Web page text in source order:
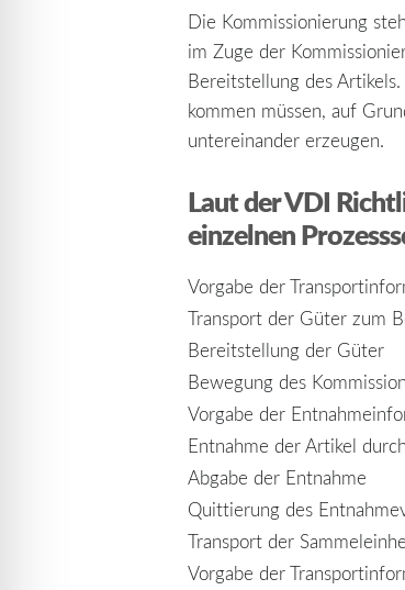
Die Kommissionierung
im Zuge der
Bereitstellung des
kommen müssen, auf
untereinander erzeugen.
Laut derVDI
einzelnen
Vorgabe der
Transport der Güter zum
Bereitstellung der Güter
Bewegung des
Vorgabe der
Entnahme der Artikel
Abgabe der Entnahme
Quittierung des
Transport der
Vorgabe der